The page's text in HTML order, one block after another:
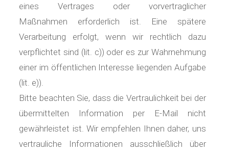
eines Vertrages oder vorvertraglicher
Maßnahmen erforderlich ist. Eine spätere
Verarbeitung erfolgt, wenn wir rechtlich dazu
verpflichtet sind (lit. c)) oder es zur Wahrnehmung
einer im öffentlichen Interesse liegenden Aufgabe
(lit. e)).
Bitte beachten Sie, dass die Vertraulichkeit bei der
übermittelten Information per E-Mail nicht
gewährleistet ist. Wir empfehlen Ihnen daher, uns
vertrauliche Informationen ausschließlich über